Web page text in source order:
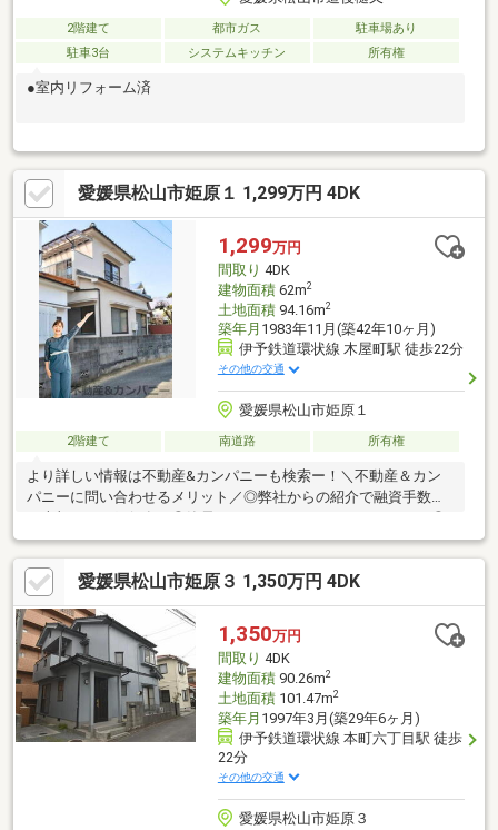
2階建て 都市ガス
駐車場あり
駐車3台
システムキッチン 所有権
●室内リフォーム済
愛媛県松山市姫原１ 1,299万円 4DK
1,299万円
間取り 4DK
建物面積62m2
土地面積94.16m2
築年月 1983年11月(築42年10ヶ月)
伊予鉄道環状線 木屋町駅 徒歩22分
その他の交通
愛媛県松山市姫原１
2階建て 南道路 所有権
より詳しい情報は不動産&カンパニーも検索ー！＼不動産＆カン
パニーに問い合わせるメリット／◎弊社からの紹介で融資手数料
追加工事の提案と価格に自信があります！◎金額的に最小限で済
む買い方教えます！◎他社掲載の物件も含んでご案内ツアー可
能！物件を比較できます！◎楽しい！ってよく言われます(^^)/弊
社のHPにも書ききれない情報公開しておりますので、詳しくはそ
ちらもご覧ください
愛媛県松山市姫原３ 1,350万円 4DK
1,350万円
間取り 4DK
建物面積90.26m2
土地面積101.47m2
築年月 1997年3月(築29年6ヶ月)
伊予鉄道環状線 本町六丁目駅 徒歩
22分
その他の交通
愛媛県松山市姫原３